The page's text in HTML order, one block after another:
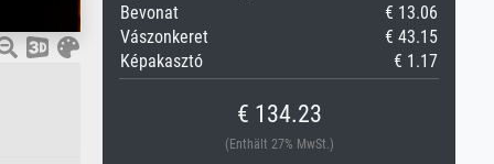
Bevonat
€ 13.06
Vászonkeret
€ 43.15
Képakasztó
€ 1.17
€ 134.23
(Enthält 27% MwSt.)